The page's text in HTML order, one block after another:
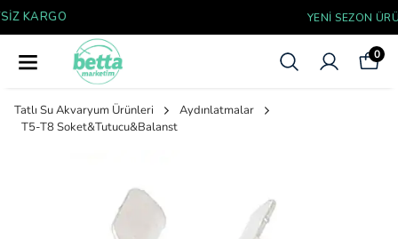
0
Tatlı Su Akvaryum Ürünleri
Aydınlatmalar
T5-T8 Soket&Tutucu&Balanst